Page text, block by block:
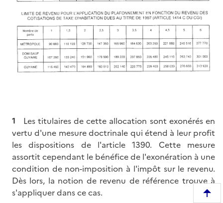
1 Les titulaires de cette allocation sont exonérés en
vertu d'une mesure doctrinale qui étend à leur profit
les dispositions de l'article 1390. Cette mesure
assortit cependant le bénéfice de l'exonération à une
condition de non-imposition à l'impôt sur le revenu.
Dès lors, la notion de revenu de référence trouve à
s'appliquer dans ce cas.